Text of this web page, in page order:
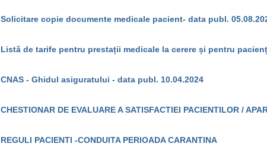
Solicitare copie documente medicale pacient- data publ.
Listă de tarife pentru prestații medicale la cerere și pentru
CNAS - Ghidul asiguratului - data publ. 10.04.2024
CHESTIONAR DE EVALUARE A SATISFACTIEI PACIENTILOR /
REGULI PACIENTI -CONDUITA PERIOADA CARANTINA